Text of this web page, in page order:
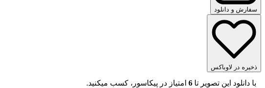
سفارش و دانلود
ذخیره در لاوباکس
با دانلود این تصویر تا 6 امتیاز در پیکاسور، کسب میکنید.